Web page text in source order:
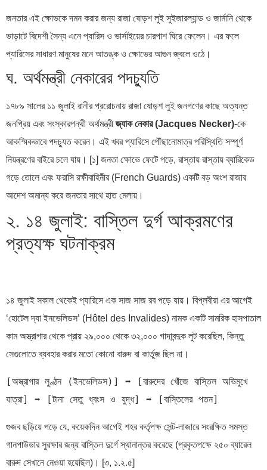
জনতার এই ক্ষোভকে দমন করার জন্য রাজা ষোড়শ লুই সুইজারল্যান্ড ও জার্মানি থেকে
ভাড়াটে বিদেশী সৈন্য এনে প্যারিস ও ভার্সাইয়ের চারপাশ ঘিরে ফেলেন। এর ফলে
প্যারিসের সাধারণ মানুষের মনে আতঙ্ক ও ক্ষোভের আগুন জ্বলে ওঠে।
ঘ. অর্থমন্ত্রী নেকারের পদচ্যুতি
১৭৮৯ সালের ১১ জুলাই রানীর প্ররোচনায় রাজা ষোড়শ লুই জনগণের কাছে অত্যন্ত
জনপ্রিয় এবং সংস্কারপন্থী অর্থমন্ত্রীজ্যাক নেকার (Jacques Necker)-কে
আকস্মিকভাবে পদচ্যুত করেন। এই খবর প্যারিসে পৌঁছানোমাত্র পরিস্থিতি সম্পূর্ণ
নিয়ন্ত্রণের বাইরে চলে যায়। [১] জনতা ক্ষোভে ফেটে পড়ে, রাস্তায় রাস্তায় ব্যারিকেড
গড়ে তোলে এবং ফরাসি রক্ষীবাহিনীর (French Guards) একটি বড় অংশ রাজার
আদেশ অমান্য করে জনতার সাথে হাত মেলায়।
২. ১৪ জুলাই: বাস্তিল দুর্গ আক্রমণের
প্রত্যক্ষ ঘটনাক্রম
১৪ জুলাই সকাল থেকেই প্যারিসে এক সাজ সাজ রব পড়ে যায়। বিপ্লবীরা এর আগেই
‘হোটেল দ্যা ইনভেলিডস’ (Hôtel des Invalides) নামক একটি সামরিক হাসপাতাল
কাম অস্ত্রাগার থেকে প্রায় ২৯,০০০ থেকে ৩২,০০০ গাদাবন্দুক লুট করেছিল, কিন্তু
সেগুলোতে ব্যবহার করার মতো কোনো বারুদ বা কার্তুজ ছিল না।
[অস্ত্রাগার লুণ্ঠন (ইনভেলিডস)] ➡️ [বারুদের খোঁজে বাস্তিল অভিমুখে
গুজব ছড়িয়ে পড়ে যে, কয়েকদিন আগেই শহর কর্তৃপক্ষ সেন্ট-লাজারে সংরক্ষিত সমস্ত
গানপাউডার সুরক্ষার জন্য বাস্তিল দুর্গে স্থানান্তর করেছে (প্রকৃতপক্ষে ২৫০ ব্যারেল
বারুদ সেখানে নেওয়া হয়েছিল)। [৩, ১.২.৫]